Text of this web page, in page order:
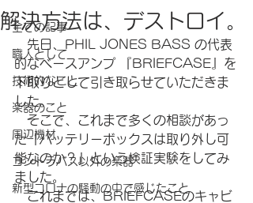
全ての記事
職人として
技術的なこと
楽器のこと
周辺機材
コントラバス以外の楽器
新型コロナの騒動の中で感じたこと
解決方法は、デストロイ。
先日、PHIL JONES BASS の代表
的なベースアンプ 『BRIEFCASE』を
下取りとして引き取らせていただきま
した。
そこで、これまで多くの相談があっ
た『バッテリーボックスは取り外し可
能なのか？』という検証実験をしてみ
ました。
これまでは、BRIEFCASEのキャビ